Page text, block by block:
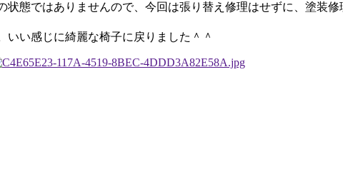
態ではありませんので、今回は張り替え修理はせずに、塗装
い感じに綺麗な椅子に戻りました＾＾